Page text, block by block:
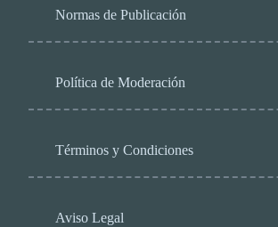
Normas de Publicación
Política de Moderación
Términos y Condiciones
Aviso Legal